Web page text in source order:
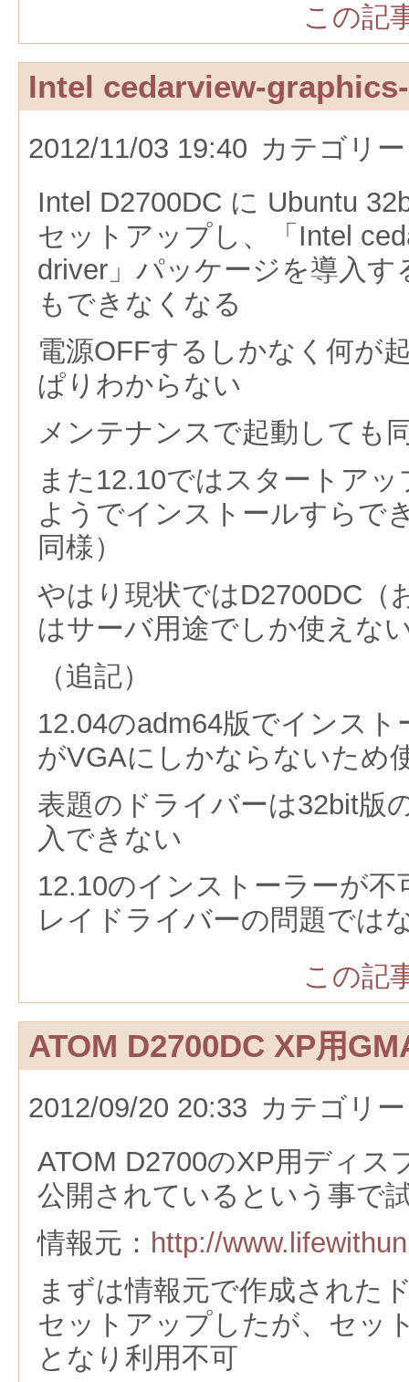
この記
Intel cedarview-
2012/11/03 19:40 カテゴリ
Intel D2700DC に Ubuntu
セットアップし、「Intel
driver」パッケージを導入す
もできなくなる
電源OFFするしかなく何が
ぱりわからない
メンテナンスで起動しても
また12.10ではスタートア
ようでインストールすらで
同様）
やはり現状ではD2700DC（
はサーバ用途でしか使えな
（追記）
12.04のadm64版でインス
がVGAにしかならないため
表題のドライバーは32bit版
入できない
12.10のインストーラーが
レイドライバーの問題では
この記
ATOM D2700DC XP用
2012/09/20 20:33 カテゴリ
ATOM D2700のXP用ディス
公開されているという事で
情報元： http://
まずは情報元で作成された
セットアップしたが、セッ
となり利用不可